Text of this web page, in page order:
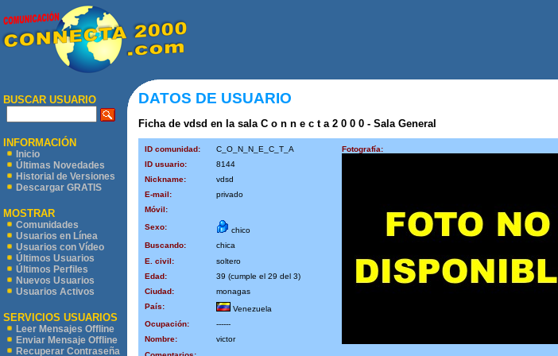
BUSCAR USUARIO
INFORMACIÓN
Inicio
Últimas Novedades
Historial de Versiones
Descargar GRATIS
MOSTRAR
Comunidades
Usuarios en Línea
Usuarios con Vídeo
Últimos Usuarios
Últimos Perfiles
Nuevos Usuarios
Usuarios Activos
SERVICIOS USUARIOS
Leer Mensajes Offline
Enviar Mensaje Offline
Recuperar Contraseña
DATOS DE USUARIO
Ficha de vdsd en la sala C o n n e c t a 2 0 0 0 - Sala General
ID comunidad: C_O_N_N_E_C_T_A
Fotografía:
ID usuario:
8144
Nickname:
vdsd
E-mail:
privado
Móvil:
Sexo:
chico
Buscando:
chica
E. civil:
soltero
Edad:
39 (cumple el 29 del 3)
Ciudad:
monagas
País:
Venezuela
Ocupación:
------
Nombre:
victor